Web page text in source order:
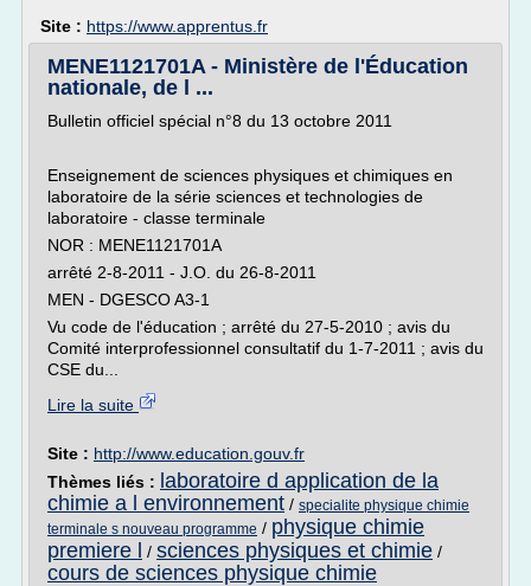
Site : https://www.apprentus.fr
MENE1121701A - Ministère de l'Éducation
nationale, de l ...
Bulletin officiel spécial n°8 du 13 octobre 2011
Enseignement de sciences physiques et chimiques en
laboratoire de la série sciences et technologies de
laboratoire - classe terminale
NOR : MENE1121701A
arrêté 2-8-2011 - J.O. du 26-8-2011
MEN - DGESCO A3-1
Vu code de l'éducation ; arrêté du 27-5-2010 ; avis du
Comité interprofessionnel consultatif du 1-7-2011 ; avis du
CSE du...
Lire la suite
Site : http://www.education.gouv.fr
Thèmes liés : laboratoire d application de la
chimie a l environnement / specialite physique chimie
terminale s nouveau programme / physique chimie
premiere l
/ sciences physiques et chimie /
cours de sciences physique chimie